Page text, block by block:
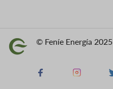
Image © Feníe Energía 2025
Facebook Instagram X